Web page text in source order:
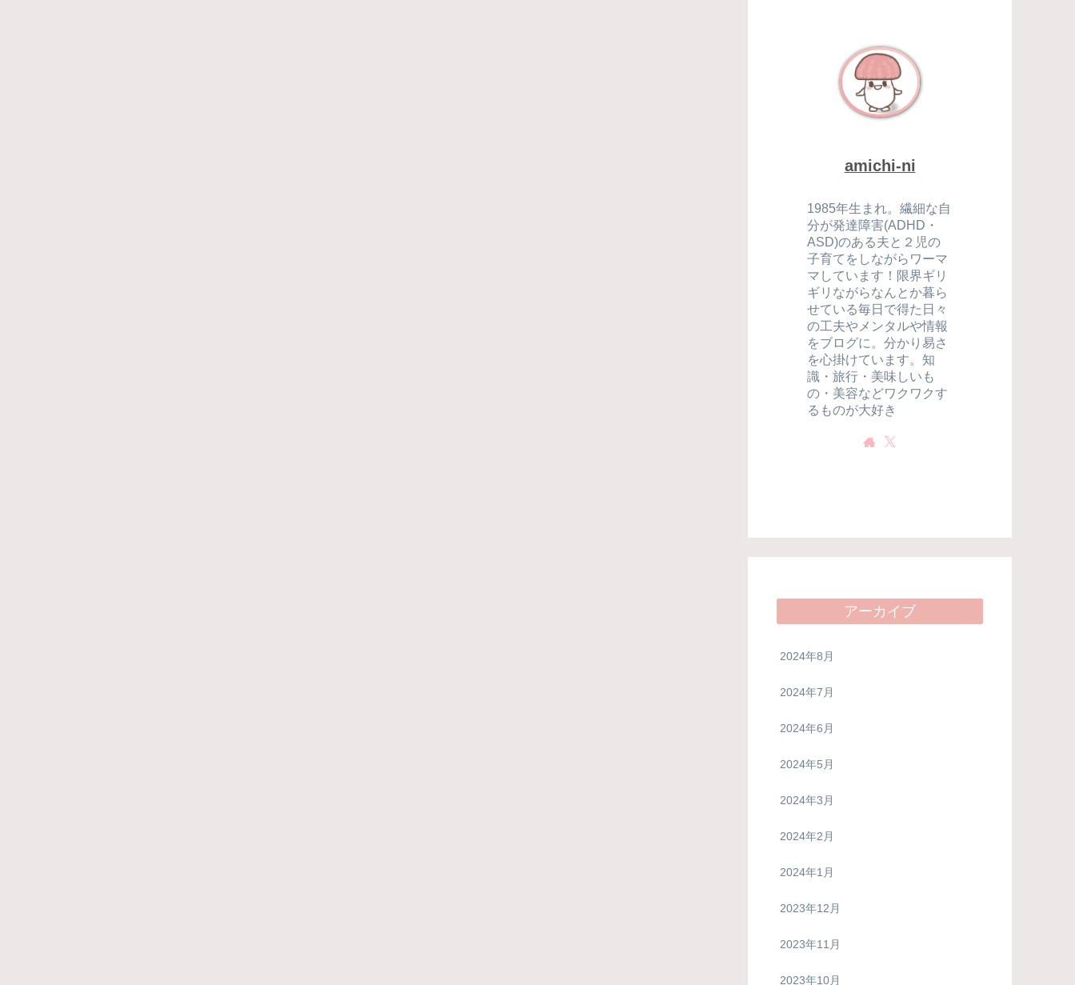
amichi-ni
1985年生まれ。繊細な自
分が発達障害(ADHD・
ASD)のある夫と２児の
子育てをしながらワーマ
マしています！限界ギリ
ギリながらなんとか暮ら
せている毎日で得た日々
の工夫やメンタルや情報
をブログに。分かり易さ
を心掛けています。知
識・旅行・美味しいも
の・美容などワクワクす
るものが大好き
アーカイブ
2024年8月
2024年7月
2024年6月
2024年5月
2024年3月
2024年2月
2024年1月
2023年12月
2023年11月
2023年10月